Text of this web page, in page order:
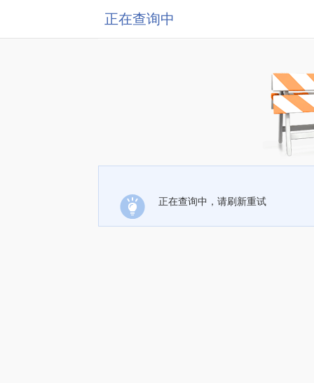
正在查询中
正在查询中，请刷新重试